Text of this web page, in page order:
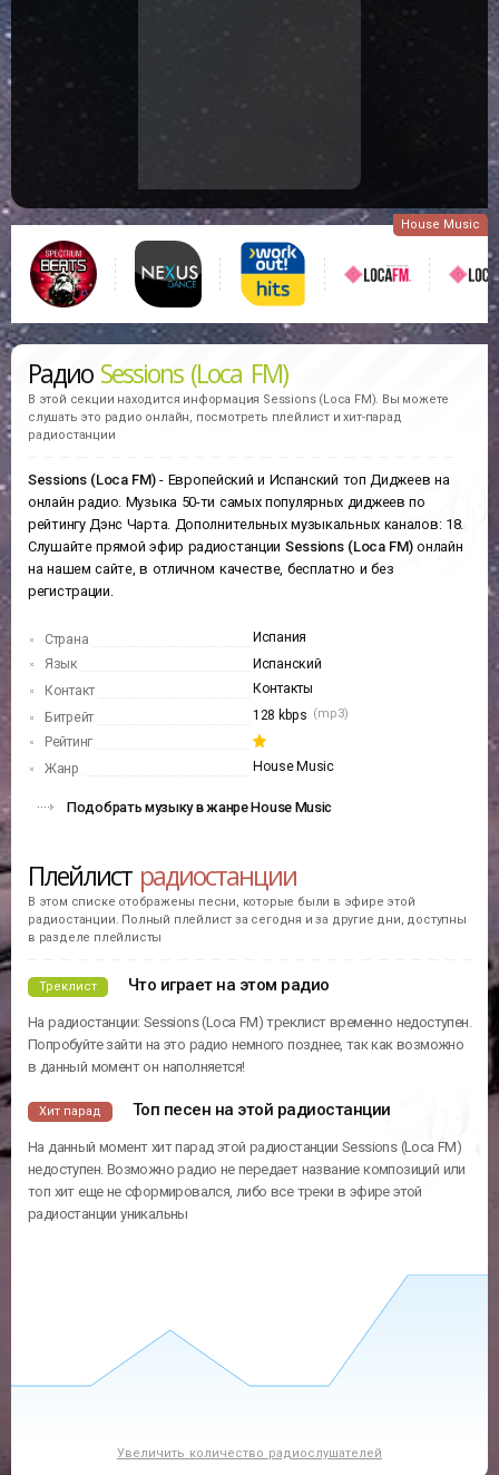
House Music
Радио Sessions (Loca FM)
В этой секции находится информация Sessions (Loca FM). Вы можете
слушать это радио онлайн, посмотреть плейлист и хит-парад
радиостанции
Sessions (Loca FM)- Европейский и Испанский топ Диджеев на
онлайн радио. Музыка 50-ти самых популярных диджеев по
рейтингу Дэнс Чарта. Дополнительных музыкальных каналов: 18.
Слушайте прямой эфир радиостанции Sessions (Loca FM)онлайн
на нашем сайте, в отличном качестве, бесплатно и без
регистрации.
Страна
Испания
Язык
Испанский
Контакт
Контакты
Битрейт
128 kbps (mp3)
Рейтинг
Жанр
House Music
Подобрать музыку в жанре House Music
Плейлист радиостанции
В этом списке отображены песни, которые были в эфире этой
радиостанции. Полный плейлист за сегодня и за другие дни, доступны
в разделе плейлисты
Треклист Что играет на этом радио
На радиостанции: Sessions (Loca FM) треклист временно недоступен.
Попробуйте зайти на это радио немного позднее, так как возможно
в данный момент он наполняется!
Хит парад Топ песен на этой радиостанции
На данный момент хит парад этой радиостанции Sessions (Loca FM)
недоступен. Возможно радио не передает название композиций или
топ хит еще не сформировался, либо все треки в эфире этой
радиостанции уникальны
Увеличить количество радиослушателей